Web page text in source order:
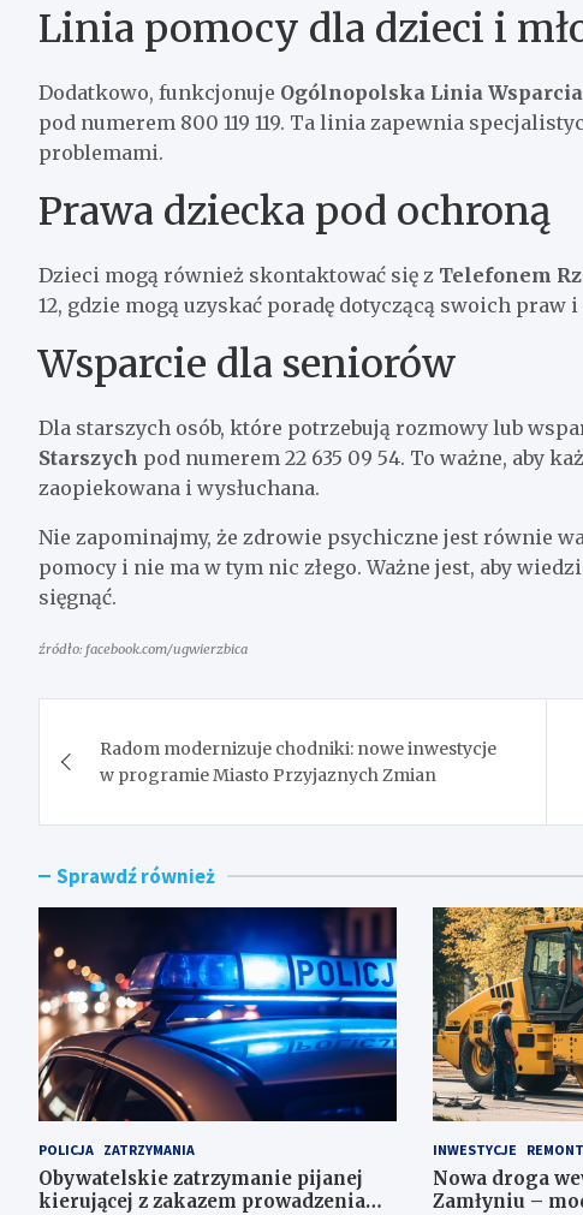
Linia pomocy dla dzieci i
Dodatkowo, funkcjonuje Ogólnopolska Linia Wsparcia
pod numerem 800 119 119. Ta linia zapewnia
problemami.
Prawa dziecka pod ochroną
Dzieci mogą również skontaktować się z Telefonem
12, gdzie mogą uzyskać poradę dotyczącą swoich praw
Wsparcie dla seniorów
Dla starszych osób, które potrzebują rozmowy lub
Starszych pod numerem 22 635 09 54. To ważne, aby
zaopiekowana i wysłuchana.
Nie zapominajmy, że zdrowie psychiczne jest równie
pomocy i nie ma w tym nic złego. Ważne jest, aby
sięgnąć.
źródło: facebook.com/ugwierzbica
wpisu
Radom modernizuje chodniki: nowe inwestycje
w programie Miasto Przyjaznych Zmian
Sprawdź również
POLICJA ZATRZYMANIA
Obywatelskie zatrzymanie pijanej
kierującej z zakazem prowadzenia
INWESTYCJE
Nowa droga
Zamłyniu –